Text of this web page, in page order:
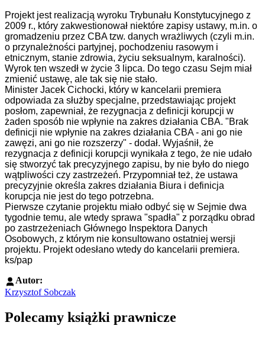
Projekt jest realizacją wyroku Trybunału Konstytucyjnego z
2009 r., który zakwestionował niektóre zapisy ustawy, m.in. o
gromadzeniu przez CBA tzw. danych wrażliwych (czyli m.in.
o przynależności partyjnej, pochodzeniu rasowym i
etnicznym, stanie zdrowia, życiu seksualnym, karalności).
Wyrok ten wszedł w życie 3 lipca. Do tego czasu Sejm miał
zmienić ustawę, ale tak się nie stało.
Minister Jacek Cichocki, który w kancelarii premiera
odpowiada za służby specjalne, przedstawiając projekt
posłom, zapewniał, że rezygnacja z definicji korupcji w
żaden sposób nie wpłynie na zakres działania CBA. "Brak
definicji nie wpłynie na zakres działania CBA - ani go nie
zawęzi, ani go nie rozszerzy" - dodał. Wyjaśnił, że
rezygnacja z definicji korupcji wynikała z tego, że nie udało
się stworzyć tak precyzyjnego zapisu, by nie było do niego
wątpliwości czy zastrzeżeń. Przypomniał też, że ustawa
precyzyjnie określa zakres działania Biura i definicja
korupcja nie jest do tego potrzebna.
Pierwsze czytanie projektu miało odbyć się w Sejmie dwa
tygodnie temu, ale wtedy sprawa "spadła" z porządku obrad
po zastrzeżeniach Głównego Inspektora Danych
Osobowych, z którym nie konsultowano ostatniej wersji
projektu. Projekt odesłano wtedy do kancelarii premiera.
ks/pap
Autor:
Krzysztof Sobczak
Polecamy książki prawnicze